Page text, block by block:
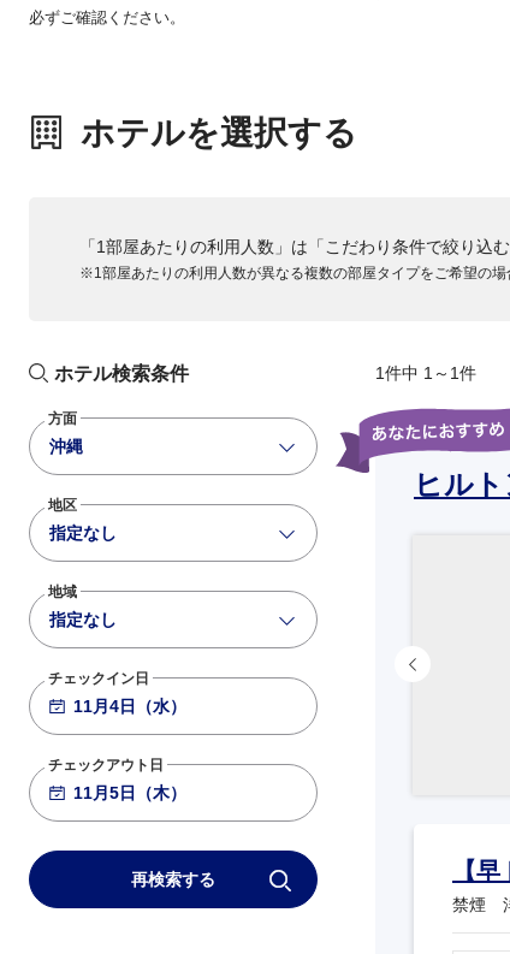
必ずご確認ください。
ホテルを選択する
「1部屋あたりの利用人数」は「こだわり条件で絞り込
※1部屋あたりの利用人数が異なる複数の部屋タイプをご希望の
ホテル検索条件
方面
沖縄
地区
指定なし
地域
指定なし
チェックイン日
チェックアウト日
再検索する
1件中 1～1件
ヒル
【
禁煙